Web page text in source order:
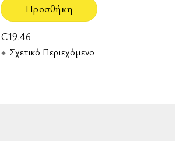
Προσθήκη
€19.46
Σχετικό Περιεχόμενο